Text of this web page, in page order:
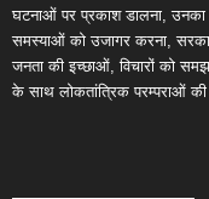
घटनाओं पर प्रकाश डालना, उनका
समस्याओं को उजागर करना,
जनता की इच्छाओं, विचारों को
के साथ लोकतांत्रिक परम्पराओं की